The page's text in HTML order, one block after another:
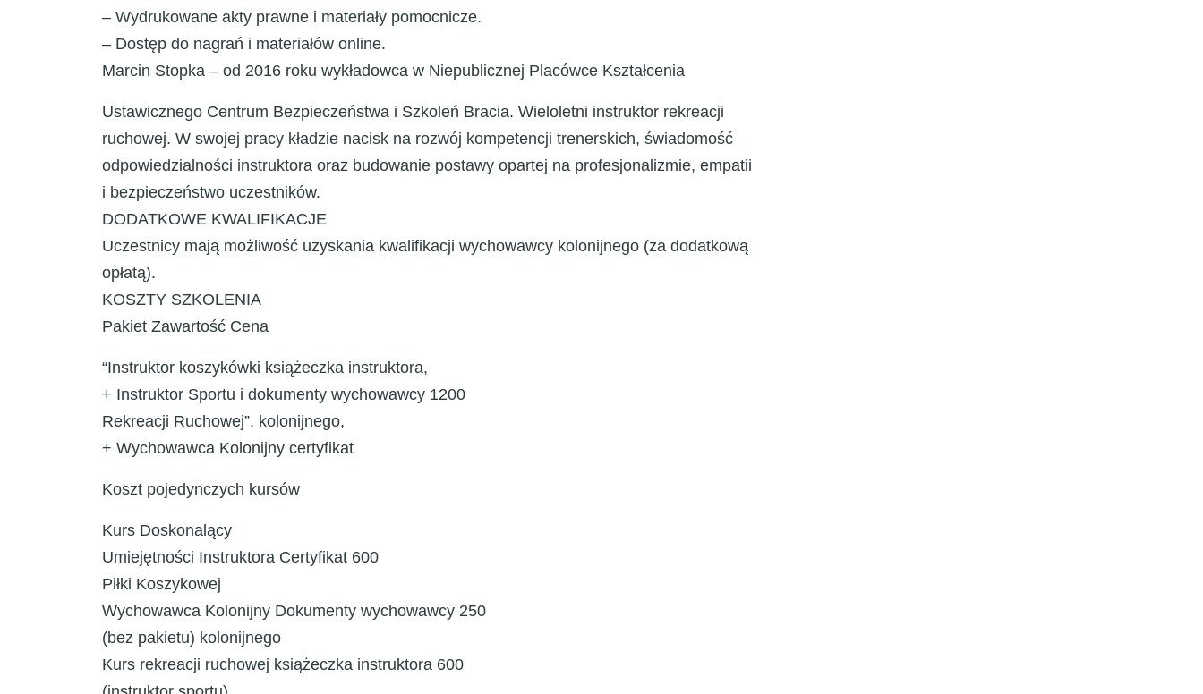
– Wydrukowane akty prawne i materiały pomocnicze.
– Dostęp do nagrań i materiałów online.
Marcin Stopka – od 2016 roku wykładowca w Niepublicznej Placówce Kształcenia
Ustawicznego Centrum Bezpieczeństwa i Szkoleń Bracia. Wieloletni instruktor rekreacji
ruchowej. W swojej pracy kładzie nacisk na rozwój kompetencji trenerskich, świadomość
odpowiedzialności instruktora oraz budowanie postawy opartej na profesjonalizmie, empatii
i bezpieczeństwo uczestników.
DODATKOWE KWALIFIKACJE
Uczestnicy mają możliwość uzyskania kwalifikacji wychowawcy kolonijnego (za dodatkową
opłatą).
KOSZTY SZKOLENIA
Pakiet Zawartość Cena
“Instruktor koszykówki książeczka instruktora,
+ Instruktor Sportu i dokumenty wychowawcy 1200
Rekreacji Ruchowej”. kolonijnego,
+ Wychowawca Kolonijny certyfikat
Koszt pojedynczych kursów
Kurs Doskonalący
Umiejętności Instruktora Certyfikat 600
Piłki Koszykowej
Wychowawca Kolonijny Dokumenty wychowawcy 250
(bez pakietu) kolonijnego
Kurs rekreacji ruchowej książeczka instruktora 600